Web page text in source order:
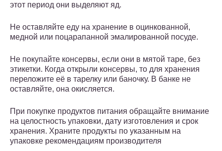
этот период они выделяют яд.
Не оставляйте еду на хранение в оцинкованной,
медной или поцарапанной эмалированной посуде.
Не покупайте консервы, если они в мятой таре, без
этикетки. Когда открыли консервы, то для хранения
переложите её в тарелку или баночку. В банке не
оставляйте, она окисляется.
При покупке продуктов питания обращайте внимание
на целостность упаковки, дату изготовления и срок
хранения. Храните продукты по указанным на
упаковке рекомендациям производителя